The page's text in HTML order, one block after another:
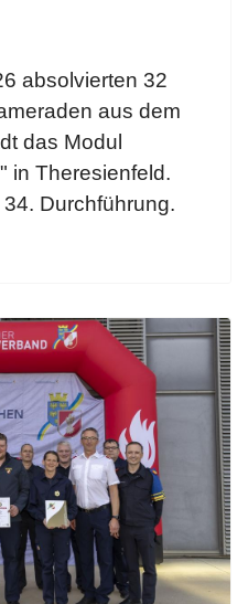
absolvierten 32
aus dem
das Modul
in Theresienfeld.
Durchführung.